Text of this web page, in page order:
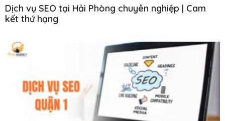
Dịch vụ SEO tại Hải Phòng chuyên nghiệp | Cam
kết thứ hạng